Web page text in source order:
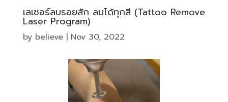
เลเซอร์ลบรอยสัก ลบได้ทุกสี (Tattoo Remove
Laser Program)
by believe| Nov 30, 2022